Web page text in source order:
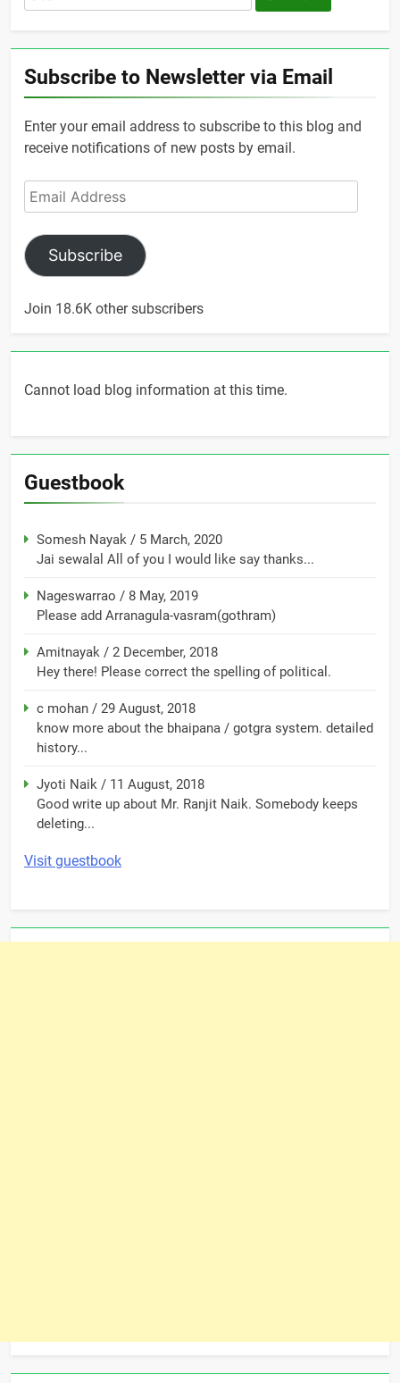
for:
Subscribe to Newsletter via Email
Enter your email address to subscribe to this blog and
receive notifications of new posts by email.
Email
Address
Subscribe
Join 18.6K other subscribers
Cannot load blog information at this time.
Guestbook
Somesh Nayak / 5 March, 2020
Jai sewalal All of you I would like say thanks...
Nageswarrao / 8 May, 2019
Please add Arranagula-vasram(gothram)
Amitnayak / 2 December, 2018
Hey there! Please correct the spelling of political.
c mohan / 29 August, 2018
know more about the bhaipana / gotgra system. detailed
history...
Jyoti Naik / 11 August, 2018
Good write up about Mr. Ranjit Naik. Somebody keeps
deleting...
Visit guestbook